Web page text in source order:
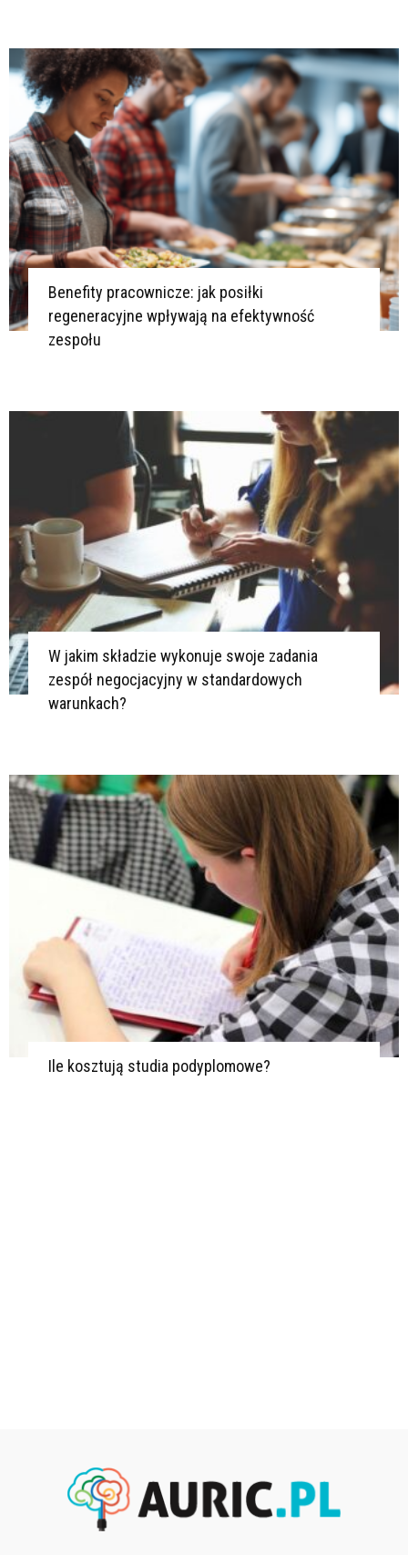
Benefity pracownicze: jak posiłki
regeneracyjne wpływają na efektywność
zespołu
W jakim składzie wykonuje swoje zadania
zespół negocjacyjny w standardowych
warunkach?
Ile kosztują studia podyplomowe?